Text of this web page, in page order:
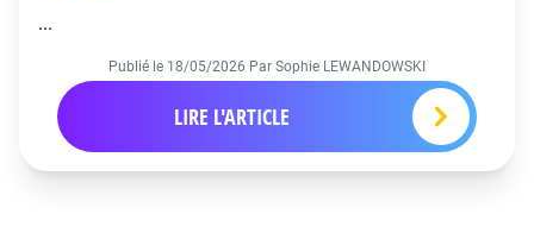
...
Publié le 18/05/2026 Par Sophie LEWANDOWSKI
LIRE L'ARTICLE